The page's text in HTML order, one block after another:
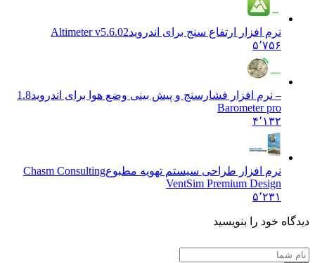
نرم افزار ارتفاع سنج برای اندروید Altimeter v5.6.02
– نرم افزار فشارسنج و پیش بینی وضع هوا برای اندروید 1.8
Barometer pro
نرم افزار طراحی سیستم تهویه مطبوع Chasm Consulting
VentSim Premium Design
خود را بنویسید